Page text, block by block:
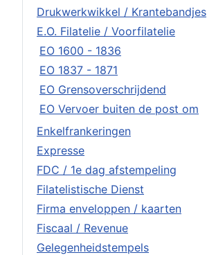
Drukwerkwikkel / Krantebandjes
E.O. Filatelie / Voorfilatelie
EO 1600 - 1836
EO 1837 - 1871
EO Grensoverschrijdend
EO Vervoer buiten de post om
Enkelfrankeringen
Expresse
FDC / 1e dag afstempeling
Filatelistische Dienst
Firma enveloppen / kaarten
Fiscaal / Revenue
Gelegenheidstempels